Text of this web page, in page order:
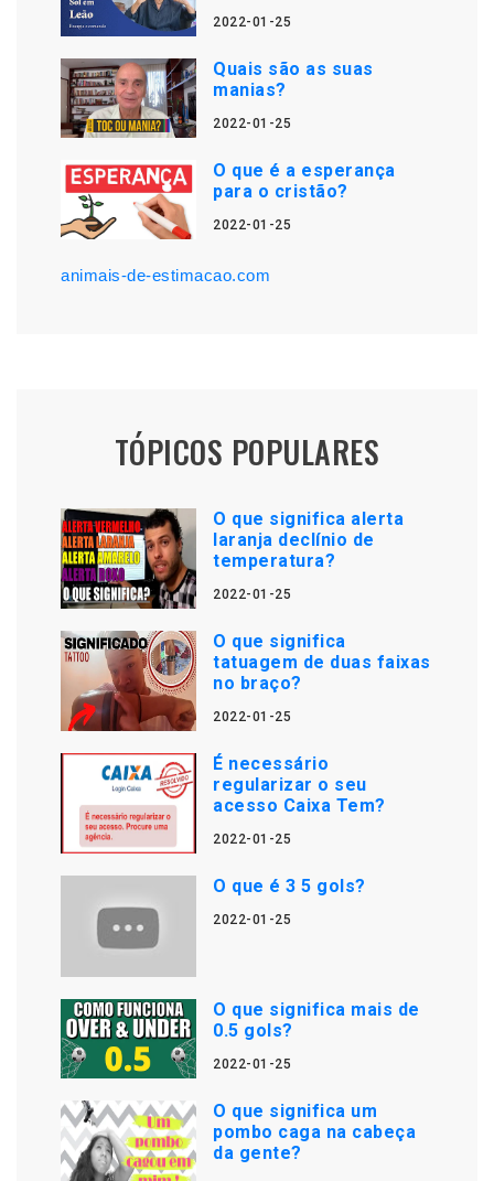
2022-01-25
Quais são as suas
manias?
2022-01-25
O que é a esperança
para o cristão?
2022-01-25
animais-de-estimacao.com
TÓPICOS POPULARES
O que significa alerta
laranja declínio de
temperatura?
2022-01-25
O que significa
tatuagem de duas faixas
no braço?
2022-01-25
É necessário
regularizar o seu
acesso Caixa Tem?
2022-01-25
O que é 3 5 gols?
2022-01-25
O que significa mais de
0.5 gols?
2022-01-25
O que significa um
pombo caga na cabeça
da gente?